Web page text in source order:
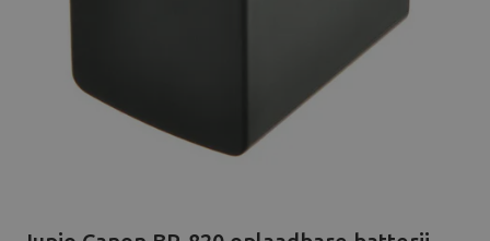
Studio
Beeld en bewerking